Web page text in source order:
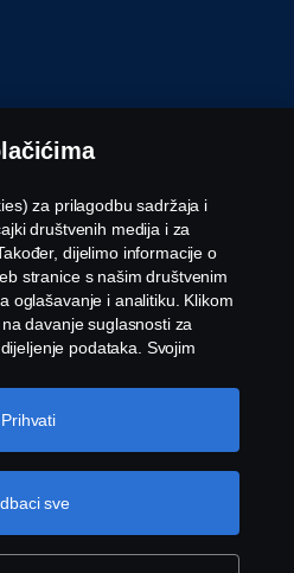
za prilagodbu sadržaja i
društvenih medija i za
dijelimo informacije o
stranice s našim društvenim
oglašavanje i analitiku. Klikom
davanje suglasnosti za
podataka. Svojim
koje želite prihvatiti. Za
kako koristimo Kolačiće,
sve
Prihvati